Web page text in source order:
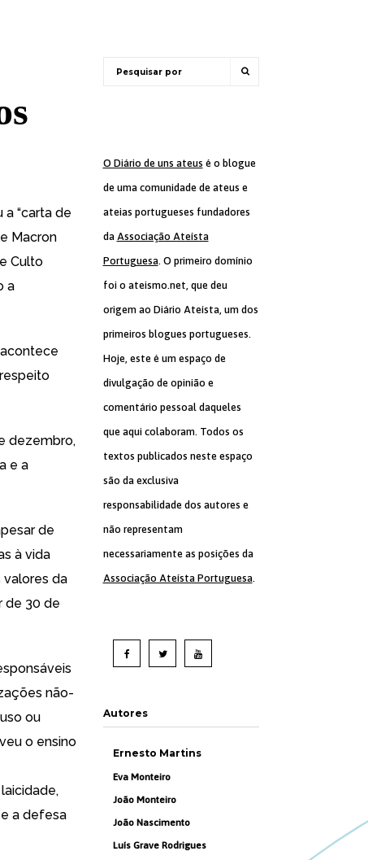
“carta de
Macron
Culto
a
dezembro,
e a
de
à vida
valores da
de 30 de
não-
ou
o ensino
a defesa
O Diário de uns ateus é o blogue
de uma comunidade de ateus e
ateias portugueses fundadores
da Associação Ateísta
Portuguesa. O primeiro domínio
foi o ateismo.net, que deu
origem ao Diário Ateísta, um dos
primeiros blogues portugueses.
Hoje, este é um espaço de
divulgação de opinião e
comentário pessoal daqueles
que aqui colaboram. Todos os
textos publicados neste espaço
são da exclusiva
responsabilidade dos autores e
não representam
necessariamente as posições da
Associação Ateísta Portuguesa.
Autores
Ernesto Martins
Eva Monteiro
João Monteiro
João Nascimento
Luís Grave Rodrigues